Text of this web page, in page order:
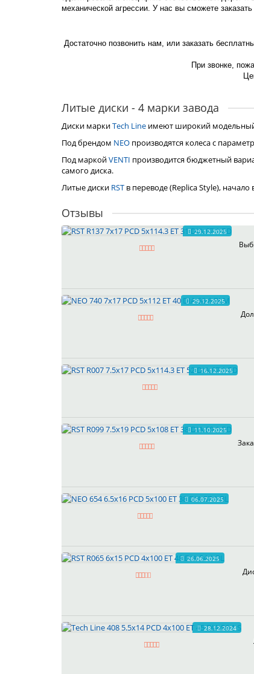
механической агрессии. У нас вы сможете
Достаточно позвонить нам, или заказать
При звонке,
Литые диски - 4 марки завода
Диски маркиTech Line имеют широкий модельный
Под брендом NEO производятся колеса с
Под маркойVENTI производится бюджетный
самого диска.
Литые диски RST в переводе (Replica Style),
Отзывы
29.12.2025
29.12.2025
16.12.2025
11.10.2025
06.07.2025
26.06.2025
28.12.2024